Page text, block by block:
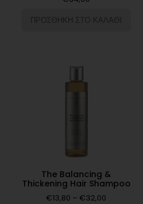
ΠΡΟΣΘΗΚΗ ΣΤΟ ΚΑΛΑΘΙ
The Balancing &
Thickening Hair Shampoo
€13,80 – €32,00